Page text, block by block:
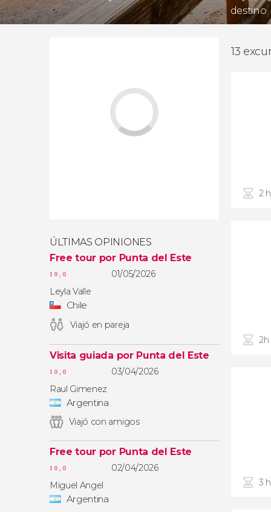
destino
ÚLTIMAS OPINIONES
Free tour por Punta del Este
10,0
01/05/2026
Leyla Valle
Chile
Viajó en pareja
Visita guiada por Punta del Este
10,0
03/04/2026
Raul Gimenez
Argentina
Viajó con amigos
Free tour por Punta del Este
10,0
02/04/2026
Miguel Angel
Argentina
13
2
3